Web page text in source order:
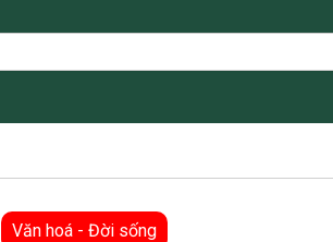
Văn hoá - Đời sống